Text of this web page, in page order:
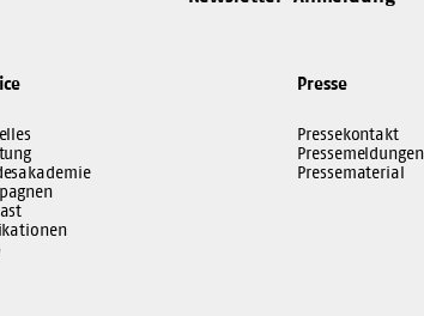
Presse
Pressekontakt
Pressemeldungen
Pressematerial